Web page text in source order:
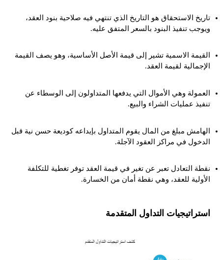
تاريخ الاستحقاق هو التاريخ الذي تنتهي فيه صلاحية بنود العقد،
ويوجب تنفيذ البنود بالسعر المتفق عليه.
القيمة الاسمية تشير إلى قيمة الأصل الأساسية، وهو يصف القيمة
الإجمالية لقيمة العقد.
العمولة وهي الأموال التي يدفعها المتداولون إلى الوسطاء عن
تنفيذ عمليات الشراء والبيع.
الهامش مبلغ من المال يقوم المتداول بإيداعه كوديعة حسن نية قبل
الدخول في مراكز العقود الآجلة.
نقطة التعادل تعبر عن تغير في قيمة العقد توفر تغطية للتكلفة
الأولية للعقد، وهي نقطة أمان من الخسارة.
استراتيجيات التداول المتقدمة